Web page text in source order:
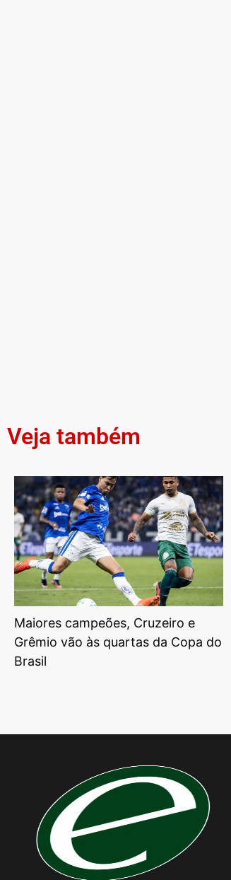
Veja também
Maiores campeões, Cruzeiro e
Grêmio vão às quartas da Copa do
Brasil